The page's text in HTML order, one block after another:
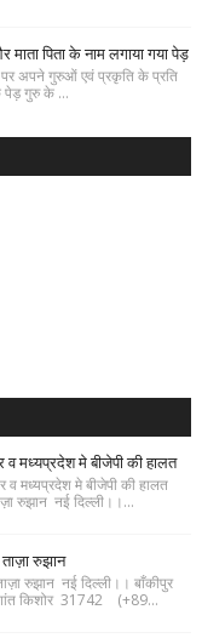
पिता के नाम लगाया गया पेड़
अपने गुरुओं एवं प्रकृति के प्रति
पेड़ गुरु के ...
व मध्यप्रदेश मे बीजेपी की हालत
व मध्यप्रदेश मे बीजेपी की हालत
रुझान नई दिल्ली।।...
रुझान
रुझान नई दिल्ली।। बाँकीपुर
किशोर 31742 (+89...